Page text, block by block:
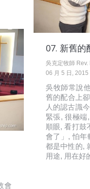
07. 新舊
吳克定牧師
06 月 5 日, 2015
吳牧師常說
舊的配合上
人的認古識
緊張, 很極端
順眼, 看打鼓
會了」, 怕年
都是中性的,
用途, 用在好
會